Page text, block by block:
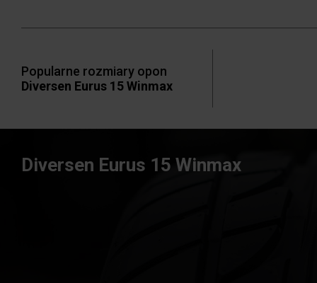
Popularne rozmiary opon
Diversen Eurus 15 Winmax
Diversen Eurus 15 Winmax